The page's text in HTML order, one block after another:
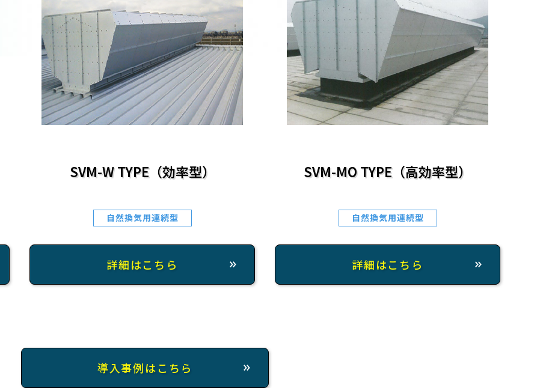
SVM-W TYPE（効率型）
自然換気用連続型
詳細はこちら
SVM-MO TYPE（高効率型）
自然換気用連続型
詳細はこちら
導入事例はこちら